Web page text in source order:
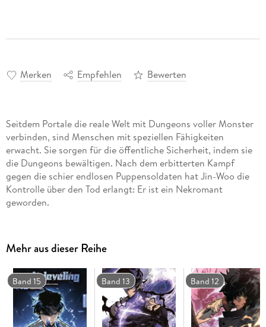
Merken Empfehlen Bewerten
Seitdem Portale die reale Welt mit Dungeons voller Monster
verbinden, sind Menschen mit speziellen Fähigkeiten
erwacht. Sie sorgen für die öffentliche Sicherheit, indem sie
die Dungeons bewältigen. Nach dem erbitterten Kampf
gegen die schier endlosen Puppensoldaten hat Jin-Woo die
Kontrolle über den Tod erlangt: Er ist ein Nekromant
geworden.
Mehr aus dieser Reihe
Band 15 Band 13 Band 12